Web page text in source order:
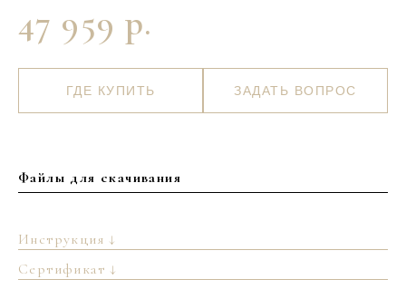
47 959 р.
ГДЕ КУПИТЬ ЗАДАТЬ ВОПРОС
Файлы для скачивания
Инструкция ↓
Сертификат ↓